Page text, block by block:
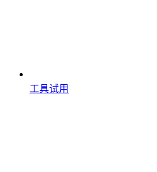
工具试用